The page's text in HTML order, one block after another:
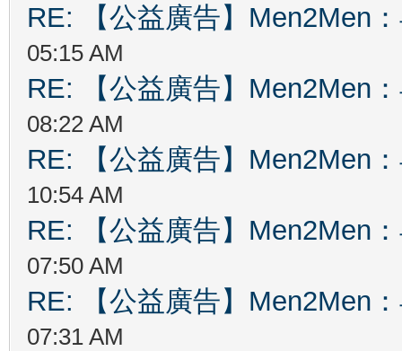
RE: 【公益廣告】Men2Men
05:15 AM
RE: 【公益廣告】Men2Men
08:22 AM
RE: 【公益廣告】Men2Men
10:54 AM
RE: 【公益廣告】Men2Men
07:50 AM
RE: 【公益廣告】Men2Men
07:31 AM